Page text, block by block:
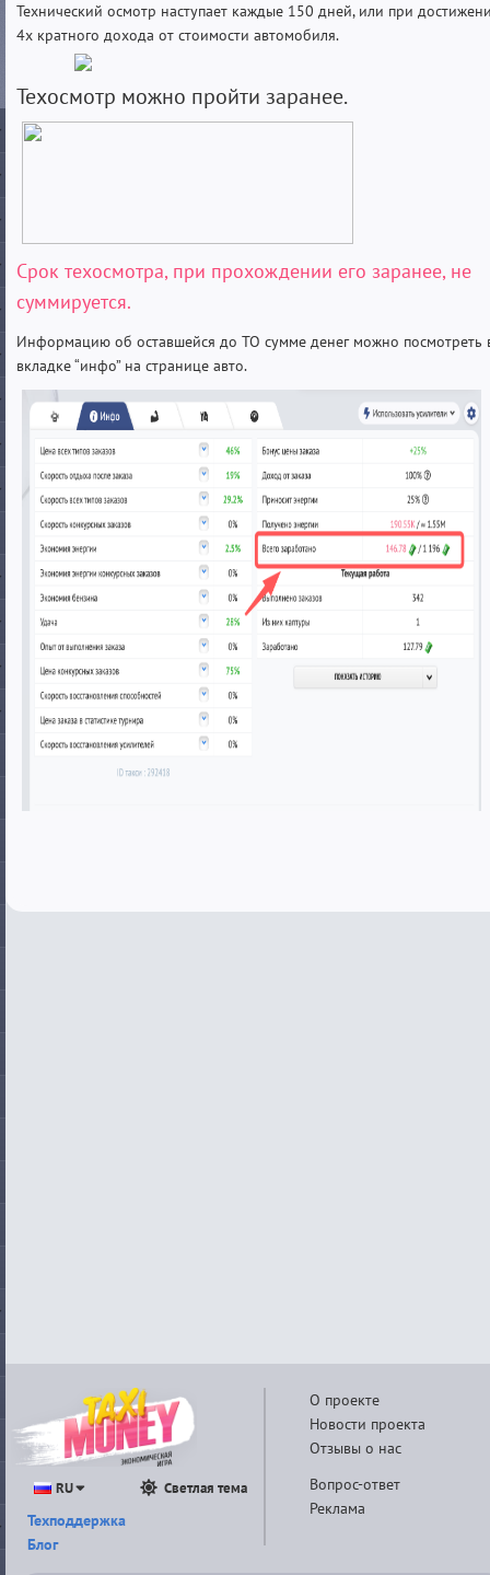
Технический осмотр наступает каждые 150 дней, или при
4х кратного дохода от стоимости
Техосмотр можно пройти заранее.
Срок техосмотра, при прохождении его заранее, не
суммируется.
Информацию об оставшейся до ТО сумме денег можно посмотреть
вкладке “инфо” на странице авто.
О проекте
Новости проекта
Отзывы о нас
Вопрос-ответ
Реклама
RU Светлая тема
Техподдержка
Блог